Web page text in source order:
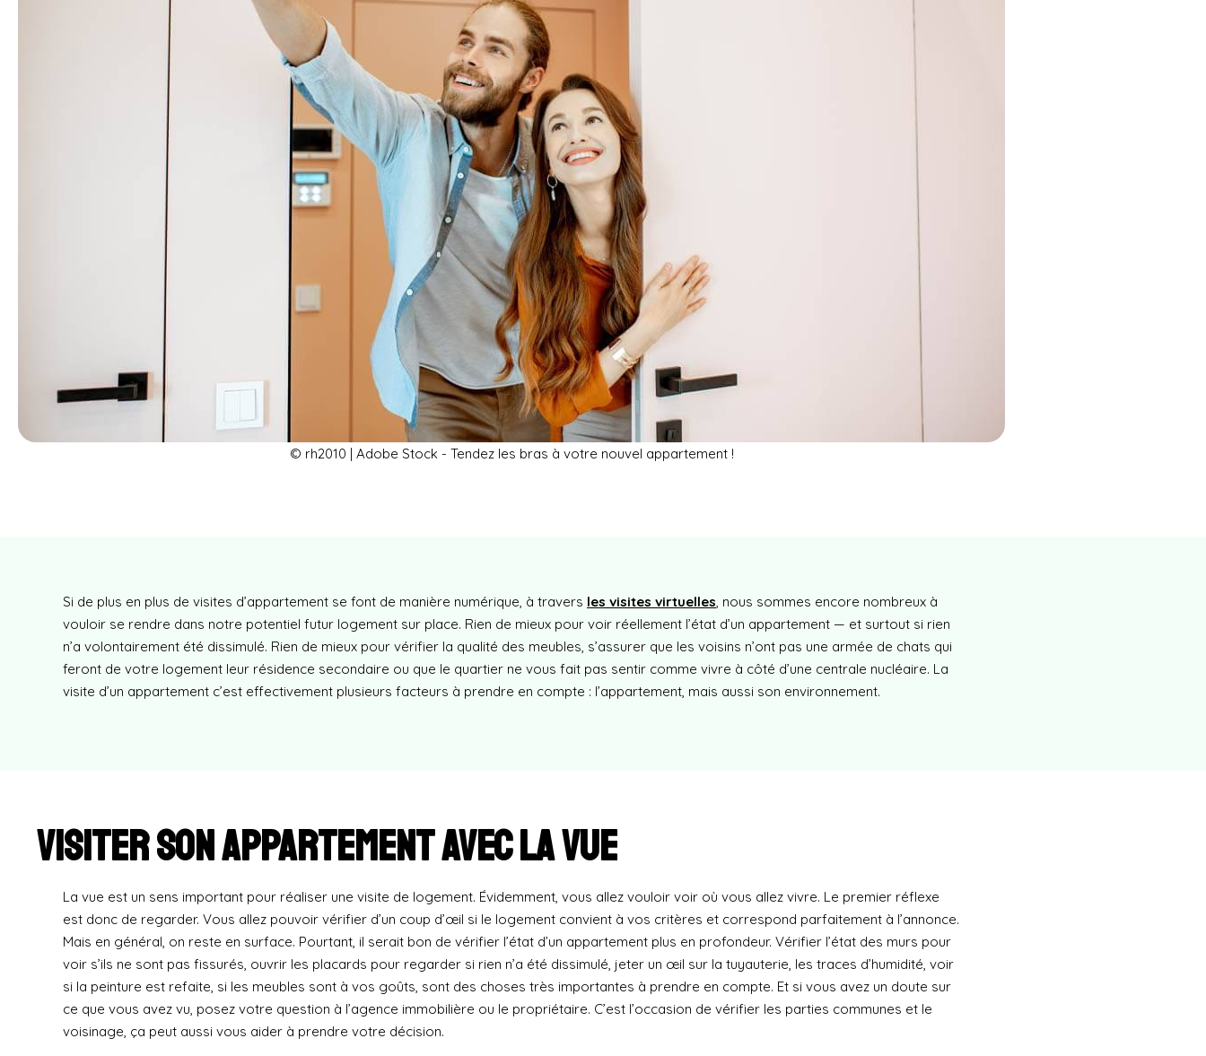
© rh2010 | Adobe Stock - Tendez les bras à votre nouvel appartement !
Si de plus en plus de visites d’appartement se font de manière numérique, à travers les visites virtuelles, nous sommes encore nombreux à
vouloir se rendre dans notre potentiel futur logement sur place. Rien de mieux pour voir réellement l’état d’un appartement — et surtout si rien
n’a volontairement été dissimulé. Rien de mieux pour vérifier la qualité des meubles, s’assurer que les voisins n’ont pas une armée de chats qui
feront de votre logement leur résidence secondaire ou que le quartier ne vous fait pas sentir comme vivre à côté d’une centrale nucléaire. La
visite d’un appartement c’est effectivement plusieurs facteurs à prendre en compte : l’appartement, mais aussi son environnement.
Visiter son appartement avec la vue
La vue est un sens important pour réaliser une visite de logement. Évidemment, vous allez vouloir voir où vous allez vivre. Le premier réflexe
est donc de regarder. Vous allez pouvoir vérifier d’un coup d’œil si le logement convient à vos critères et correspond parfaitement à l’annonce.
Mais en général, on reste en surface. Pourtant, il serait bon de vérifier l’état d’un appartement plus en profondeur. Vérifier l’état des murs pour
voir s’ils ne sont pas fissurés, ouvrir les placards pour regarder si rien n’a été dissimulé, jeter un œil sur la tuyauterie, les traces d’humidité, voir
si la peinture est refaite, si les meubles sont à vos goûts, sont des choses très importantes à prendre en compte. Et si vous avez un doute sur
ce que vous avez vu, posez votre question à l’agence immobilière ou le propriétaire. C’est l’occasion de vérifier les parties communes et le
voisinage, ça peut aussi vous aider à prendre votre décision.